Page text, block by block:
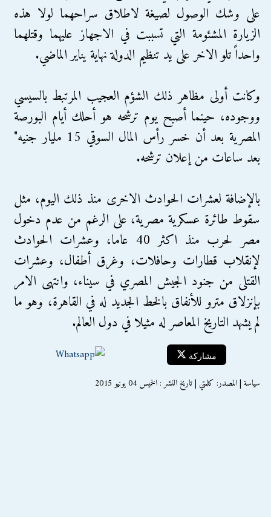
على وشك الوصول لصيغة لاطلاق سراحهما لوﻻ هذه
الزيارة المشئومة التي تسببت في اﻻجهاز عليهما وقتلهما
واحداً تلو الاخر على يد تنظيم الدولة نهاية يناير الماضي.
وكانت أولى مظاهر ذلك الشؤم العجيب المرتبط بالسيسي
ووجوده، حينما أصبح يوم ترشحه هو أحلك أيام البورصة
المصرية بعد أن خسر رأس المال السوقي 15 مليار جنيه"
بعد ساعات من إعلان ترشحه.
بالإضافة لعشرات الحوادث الاخرى منذ ذلك اليوم، مثل
سقوط طائرة عسكرية مصرية، على الرغم من عدم دخول
مصر لحرب منذ اكثر 40 عاما، وعشرات الحوادث
لإنقلاب قطارات وحافلات، وغرق أطفال، وعشرات
القتلى من جنود الجيش المصري في سيناء، وانتهى الامر
بإنزلاق مترو للأنفاق بالخط الجديد له في القاهرة، وهو ما
لم يشهد التاريخ المعاصر له مثيلا في دول العالم.
مشاركة
سياسة | المصدر: كلمتي | تاريخ النشر : الخميس 04 يونيو 2015